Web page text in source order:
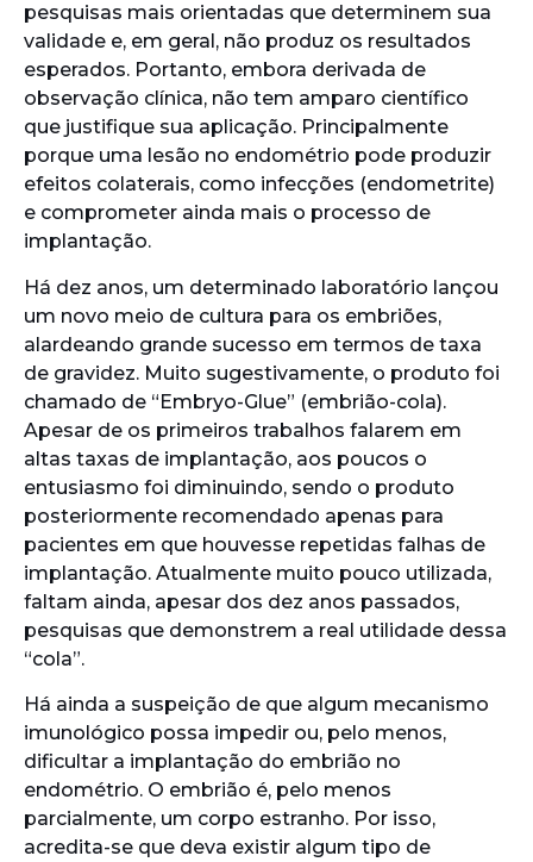
pesquisas mais orientadas que determinem sua
validade e, em geral, não produz os resultados
esperados. Portanto, embora derivada de
observação clínica, não tem amparo científico
que justifique sua aplicação. Principalmente
porque uma lesão no endométrio pode produzir
efeitos colaterais, como infecções (endometrite)
e comprometer ainda mais o processo de
implantação.
Há dez anos, um determinado laboratório lançou
um novo meio de cultura para os embriões,
alardeando grande sucesso em termos de taxa
de gravidez. Muito sugestivamente, o produto foi
chamado de “Embryo-Glue” (embrião-cola).
Apesar de os primeiros trabalhos falarem em
altas taxas de implantação, aos poucos o
entusiasmo foi diminuindo, sendo o produto
posteriormente recomendado apenas para
pacientes em que houvesse repetidas falhas de
implantação. Atualmente muito pouco utilizada,
faltam ainda, apesar dos dez anos passados,
pesquisas que demonstrem a real utilidade dessa
“cola”.
Há ainda a suspeição de que algum mecanismo
imunológico possa impedir ou, pelo menos,
dificultar a implantação do embrião no
endométrio. O embrião é, pelo menos
parcialmente, um corpo estranho. Por isso,
acredita-se que deva existir algum tipo de